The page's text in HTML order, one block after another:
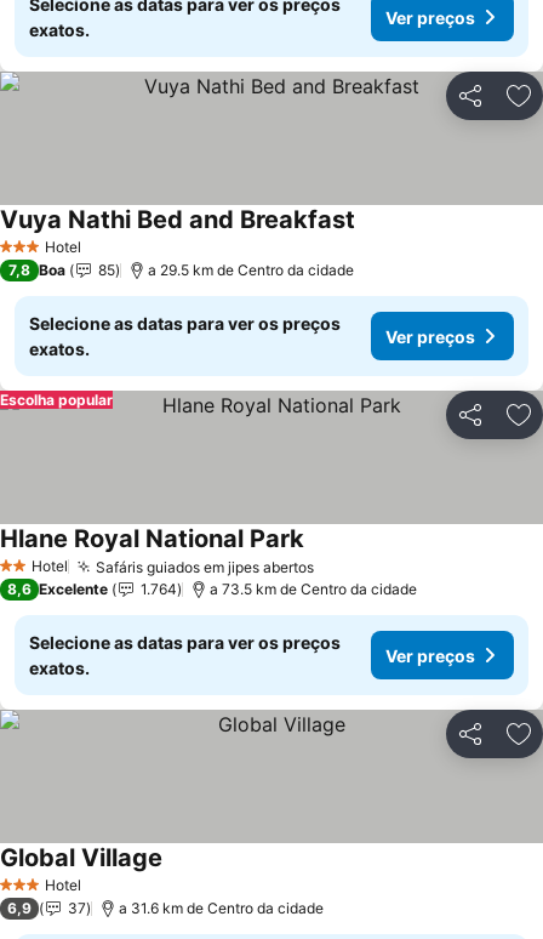
Selecione as datas para ver os preços
exatos.
Ver preços
Partilhar
3 EstrelasHotel
Vuya Nathi Bed and Breakfast
7,8 Boa 85 a 29.5 km de Centro da cidade
Selecione as datas para ver os preços
exatos.
Ver preços
Partilhar
Escolha popular
2 Estrelas
Hotel Safáris guiados em jipes abertos
Hlane Royal National Park
8,6 Excelente 1.764 a 73.5 km de Centro da cidade
Selecione as datas para ver os preços
exatos.
Ver preços
Partilhar
3 EstrelasHotel
Global Village
6,9 37 a 31.6 km de Centro da cidade